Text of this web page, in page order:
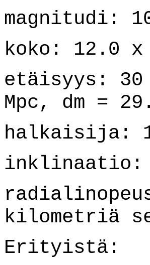
magnitudi:
koko: 12.0
etäisyys:
Mpc, dm =
halkaisija:
inklinaatio:
kilometriä
Erityistä: